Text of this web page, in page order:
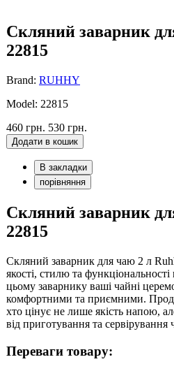
Скляний заварник
22815
Brand: RUHHY
Model: 22815
460 грн. 530 грн.
Додати в кошик
В закладки
порівняння
Скляний заварник
22815
Скляний заварник для чаю 2 л
якості, стилю та
цьому заварнику ваші чайні
комфортними та приємними.
хто цінує не лише якість напою,
від приготування та сервірування
Переваги товару: